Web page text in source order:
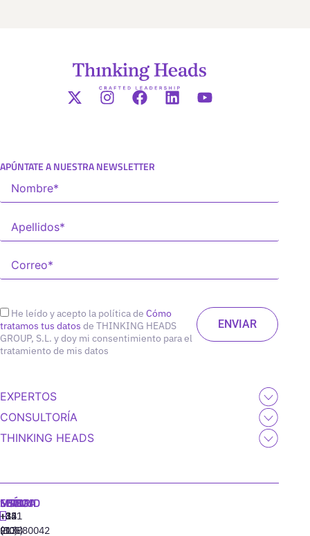
APÚNTATE A NUESTRA NEWSLETTER
He leído y acepto la política de Cómo
tratamos tus datos de THINKING HEADS
GROUP, S.L. y doy mi consentimiento para el
tratamiento de mis datos
EXPERTOS
CONSULTORÍA
THINKING HEADS
MADRID
+34
91
MIAMI
+1
(305)
SEÚL
+82
(10)
LISBOA
‪+351
213880042